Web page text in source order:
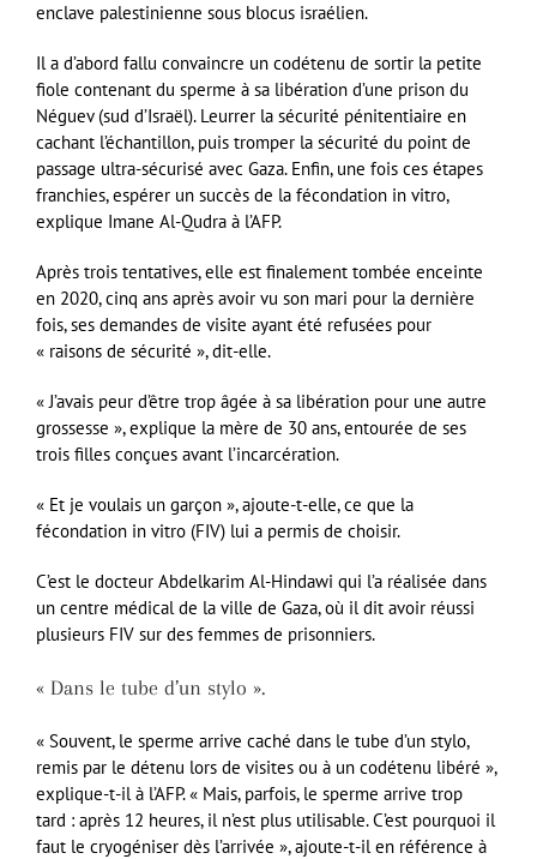
enclave palestinienne sous blocus israélien.
Il a d’abord fallu convaincre un codétenu de sortir la petite
fiole contenant du sperme à sa libération d’une prison du
Néguev (sud d’Israël). Leurrer la sécurité pénitentiaire en
cachant l’échantillon, puis tromper la sécurité du point de
passage ultra-sécurisé avec Gaza. Enfin, une fois ces étapes
franchies, espérer un succès de la fécondation in vitro,
explique Imane Al-Qudra à l’AFP.
Après trois tentatives, elle est finalement tombée enceinte
en 2020, cinq ans après avoir vu son mari pour la dernière
fois, ses demandes de visite ayant été refusées pour
« raisons de sécurité », dit-elle.
« J’avais peur d’être trop âgée à sa libération pour une autre
grossesse », explique la mère de 30 ans, entourée de ses
trois filles conçues avant l’incarcération.
« Et je voulais un garçon », ajoute-t-elle, ce que la
fécondation in vitro (FIV) lui a permis de choisir.
C’est le docteur Abdelkarim Al-Hindawi qui l’a réalisée dans
un centre médical de la ville de Gaza, où il dit avoir réussi
plusieurs FIV sur des femmes de prisonniers.
« Dans le tube d’un stylo ».
« Souvent, le sperme arrive caché dans le tube d’un stylo,
remis par le détenu lors de visites ou à un codétenu libéré »,
explique-t-il à l’AFP. « Mais, parfois, le sperme arrive trop
tard : après 12 heures, il n’est plus utilisable. C’est pourquoi il
faut le cryogéniser dès l’arrivée », ajoute-t-il en référence à